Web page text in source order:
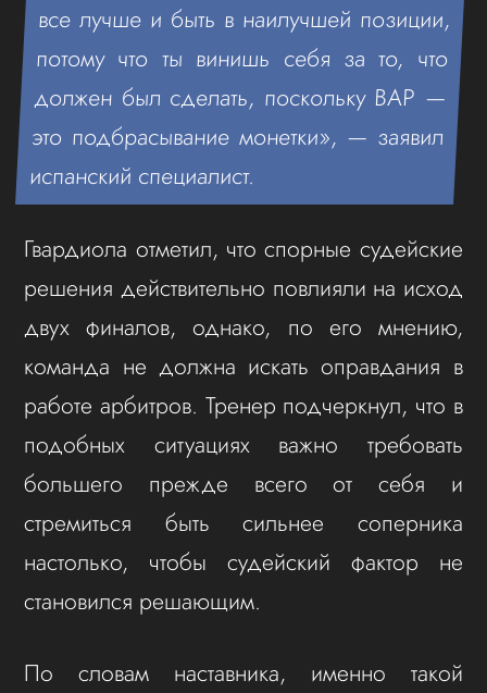
все лучше и быть в наилучшей позиции,
потому что ты винишь себя за то, что
должен был сделать, поскольку ВАР —
это подбрасывание монетки», — заявил
испанский специалист.
Гвардиола отметил, что спорные судейские
решения действительно повлияли на исход
двух финалов, однако, по его мнению,
команда не должна искать оправдания в
работе арбитров. Тренер подчеркнул, что в
подобных ситуациях важно требовать
большего прежде всего от себя и
стремиться быть сильнее соперника
настолько, чтобы судейский фактор не
становился решающим.
По словам наставника, именно такой